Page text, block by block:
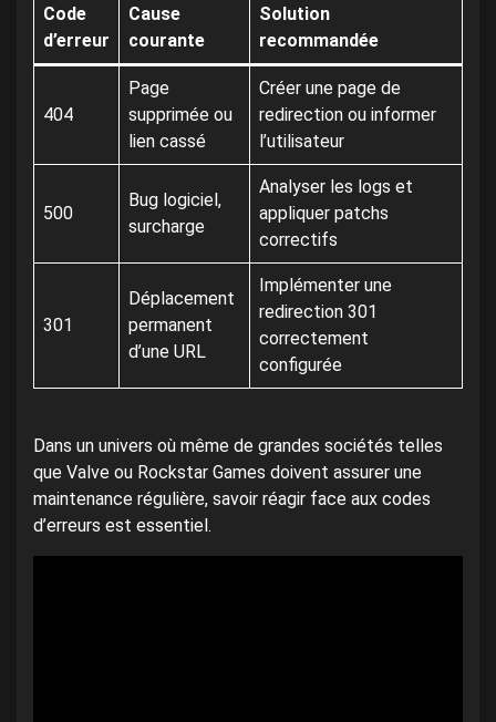
Code
d’erreur
Cause
courante
Solution
recommandée
404
Page
supprimée ou
lien cassé
Créer une page de
redirection ou informer
l’utilisateur
500
Bug logiciel,
surcharge
Analyser les logs et
appliquer patchs
correctifs
301
Déplacement
permanent
d’une URL
Implémenter une
redirection 301
correctement
configurée
Dans un univers où même de grandes sociétés telles
que Valve ou Rockstar Games doivent assurer une
maintenance régulière, savoir réagir face aux codes
d’erreurs est essentiel.